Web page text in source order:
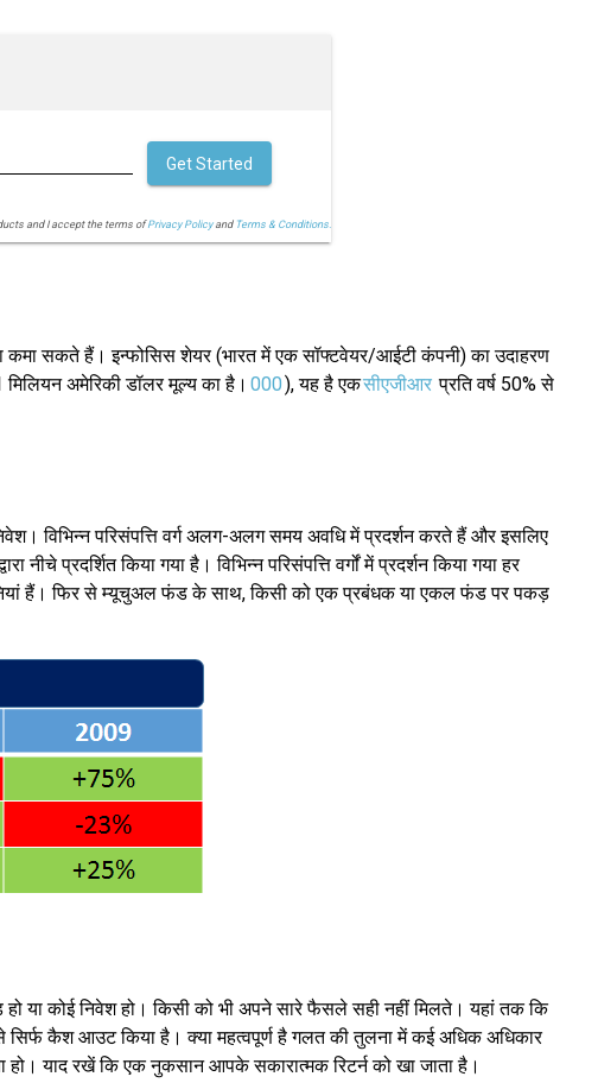
and I accept the terms ofPrivacy Policyand Terms & Conditions.
Get Started
कमा सकते हैं। इन्फोसिस शेयर (भारत में एक सॉफ्टवेयर/आईटी कंपनी) का उदाहरण
अमेरिकी डॉलर मूल्य का है। 000), यह है एकसीएजीआर प्रति वर्ष 50% से
विभिन्न परिसंपत्ति वर्ग अलग-अलग समय अवधि में प्रदर्शन करते हैं और इसलिए
प्रदर्शित किया गया है। विभिन्न परिसंपत्ति वर्गों में प्रदर्शन किया गया हर
हैं। फिर से म्यूचुअल फंड के साथ, किसी को एक प्रबंधक या एकल फंड पर पकड़
हो या कोई निवेश हो। किसी को भी अपने सारे फैसले सही नहीं मिलते। यहां तक कि
कैश आउट किया है। क्या महत्वपूर्ण है गलत की तुलना में कई अधिक अधिकार
याद रखें कि एक नुकसान आपके सकारात्मक रिटर्न को खा जाता है।